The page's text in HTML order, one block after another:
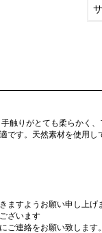
触りがとても柔らかく
す。天然素材を使用し
ますようお願い申し上げ
ざいます
ご連絡をお願い致します。